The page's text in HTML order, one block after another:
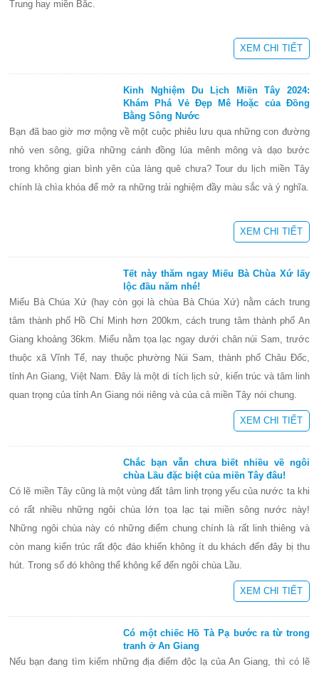
Trung hay miền Bắc.
XEM CHI TIẾT
Kinh Nghiệm Du Lịch Miền Tây 2024:
Khám Phá Vẻ Đẹp Mê Hoặc của Đồng
Bằng Sông Nước
Bạn đã bao giờ mơ mộng về một cuộc phiêu lưu qua những con đường
nhỏ ven sông, giữa những cánh đồng lúa mênh mông và dạo bước
trong không gian bình yên của làng quê chưa? Tour du lịch miền Tây
chính là chìa khóa để mở ra những trải nghiệm đầy màu sắc và ý nghĩa.
XEM CHI TIẾT
Tết này thăm ngay Miếu Bà Chùa Xứ lấy
lộc đầu năm nhé!
Miếu Bà Chúa Xứ (hay còn gọi là chùa Bà Chúa Xứ) nằm cách trung
tâm thành phố Hồ Chí Minh hơn 200km, cách trung tâm thành phố An
Giang khoảng 36km. Miếu nằm tọa lạc ngay dưới chân núi Sam, trước
thuộc xã Vĩnh Tế, nay thuộc phường Núi Sam, thành phố Châu Đốc,
tỉnh An Giang, Việt Nam. Đây là một di tích lịch sử, kiến trúc và tâm linh
quan trọng của tỉnh An Giang nói riêng và của cả miền Tây nói chung.
XEM CHI TIẾT
Chắc bạn vẫn chưa biết nhiều về ngôi
chùa Lầu đặc biệt của miền Tây đâu!
Có lẽ miền Tây cũng là một vùng đất tâm linh trọng yếu của nước ta khi
có rất nhiều những ngôi chùa lớn tọa lạc tại miền sông nước này!
Những ngôi chùa này có những điểm chung chính là rất linh thiêng và
còn mang kiến trúc rất độc đáo khiến không ít du khách đến đây bị thu
hút. Trong số đó không thể không kể đến ngôi chùa Lầu.
XEM CHI TIẾT
Có một chiếc Hồ Tà Pạ bước ra từ trong
tranh ở An Giang
Nếu bạn đang tìm kiếm những địa điểm độc lạ của An Giang, thì có lẽ